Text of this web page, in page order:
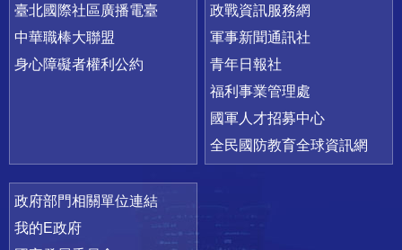
臺北國際社區廣播電臺
中華職棒大聯盟
身心障礙者權利公約
政戰資訊服務網
軍事新聞通訊社
青年日報社
福利事業管理處
國軍人才招募中心
全民國防教育全球資訊網
政府部門相關單位連結
我的E政府